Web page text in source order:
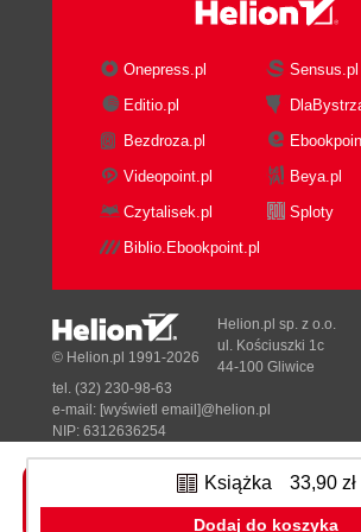
ROZDZIAŁ 5. Zarządzanie systemem
5.1. Ustawienia pulpitu
5.1.1. Wygaszacz ekranu
5.1.2. Active Desktop
5.2. Pliki zarejestrowane i
5.3. Właściwości menu Start i
5.3.1. Dostosowanie menu Start
5.5. Rejestr systemu Windows
5.5.1. Pliki rejestru
5.5.2. Edytor rejestru
5.5.3. Eksportowanie i
wpisów rejestru
5.5.4. Kopia zapasowa rejestru
5.6. Lokalne konta użytkowników i
5.6.1. Zarządzanie kontami
5.6.2. Zasady zabezpieczeń
5.7. Narzędzia administracyjne
Książka 33,90 zł
Dodaj do koszyka
Onepress.pl
Sensus.pl
Editio.pl
Bezdroza.pl
Videopoint.pl
Beya.pl
Czytalisek.pl
Sploty
Biblio.Ebookpoint.pl
Designed with ♥ byTonik.pl
© Helion.pl 1991-2026
Helion.pl sp. z o.o.
ul. Kościuszki 1c
44-100 Gliwice
tel. (32) 230-98-63
e-mail: [wyświetl email]@helion.pl
NIP: 6312636254